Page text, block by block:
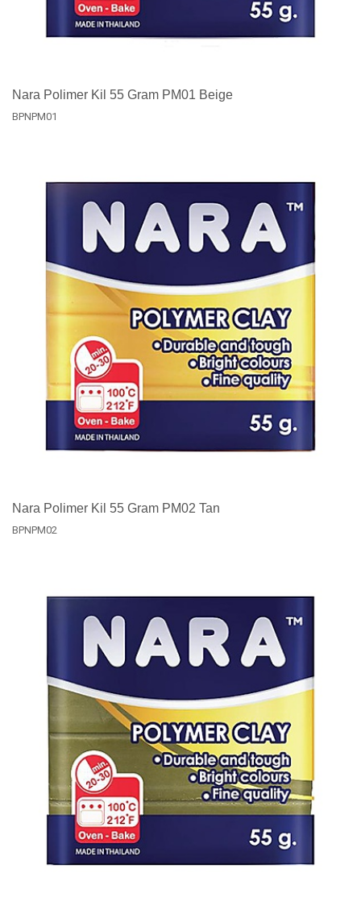
Nara Polimer Kil 55 Gram PM01 Beige
BPNPM01
Nara Polimer Kil 55 Gram PM02 Tan
BPNPM02